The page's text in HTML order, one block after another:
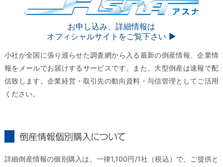
お申し込み、詳細情報は
オフィシャルサイトをご覧下さい ▶︎
小社が全国に張り巡らせた調査網から入る最新の倒産情報、企業情
報をメールでお届けするサービスです。また、大型倒産は速報で配
信致します。企業経営・取引先の動向資料・与信管理としてご活用
ください。
詳細倒産情報の個別購入は、一律1,100円/1社（税込）で、ご提供と